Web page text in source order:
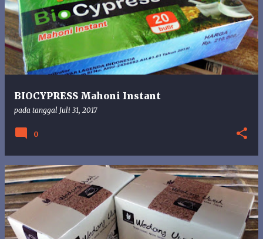
BIOCYPRESS Mahoni Instant
pada tanggal Juli 31, 2017
0